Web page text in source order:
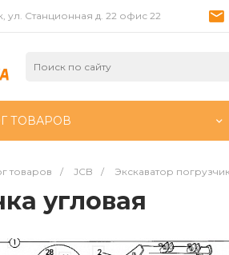
ул. Станционная д. 22 офис 22
ТОВАРОВ
товаров / JCB / Экскаватор
угловая